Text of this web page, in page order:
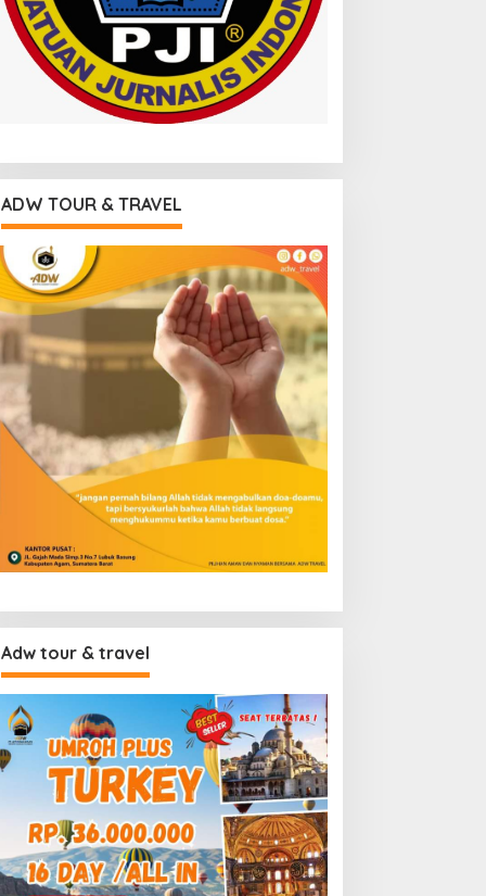
ADW TOUR & TRAVEL
Adw tour & travel